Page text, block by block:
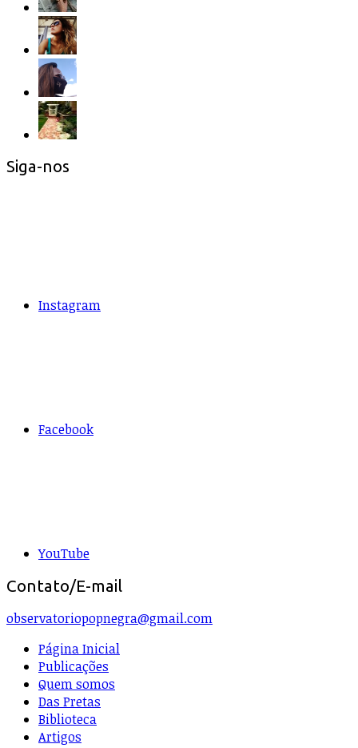
Siga-nos
Instagram
Facebook
YouTube
Contato/E-mail
observatoriopopnegra@gmail.com
Página Inicial
Publicações
Quem somos
Das Pretas
Biblioteca
Artigos